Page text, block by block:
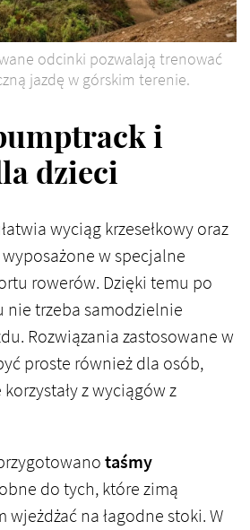
odcinki pozwalają trenować
jazdę w górskim terenie.
i
dzieci
wyciąg krzesełkowy oraz
w specjalne
rowerów. Dzięki temu po
nie trzeba samodzielnie
Rozwiązania zastosowane w
proste również dla osób,
z wyciągów z
taśmy
do tych, które zimą
na łagodne stoki. W